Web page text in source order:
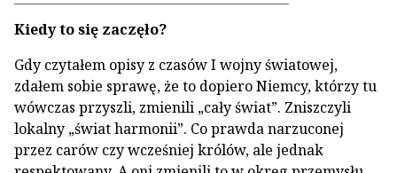
Kiedy to się zaczęło?
Gdy czytałem opisy z czasów I wojny światowej,
zdałem sobie sprawę, że to dopiero Niemcy, którzy tu
wówczas przyszli, zmienili „cały świat”. Zniszczyli
lokalny „świat harmonii”. Co prawda narzuconej
przez carów czy wcześniej królów, ale jednak